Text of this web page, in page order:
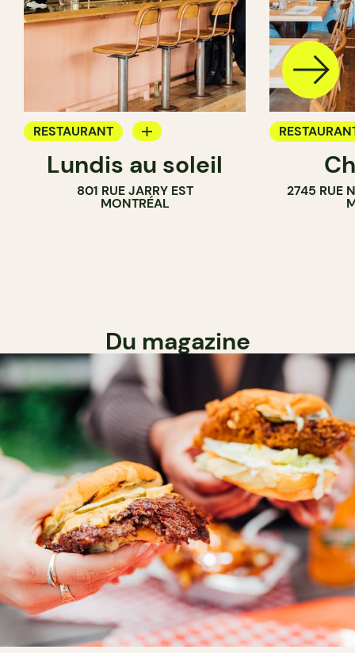
RESTAURANT
BAR À VIN
Lundis au soleil
801 RUE JARRY EST
MONTRÉAL
2745 RUE
Du magazine